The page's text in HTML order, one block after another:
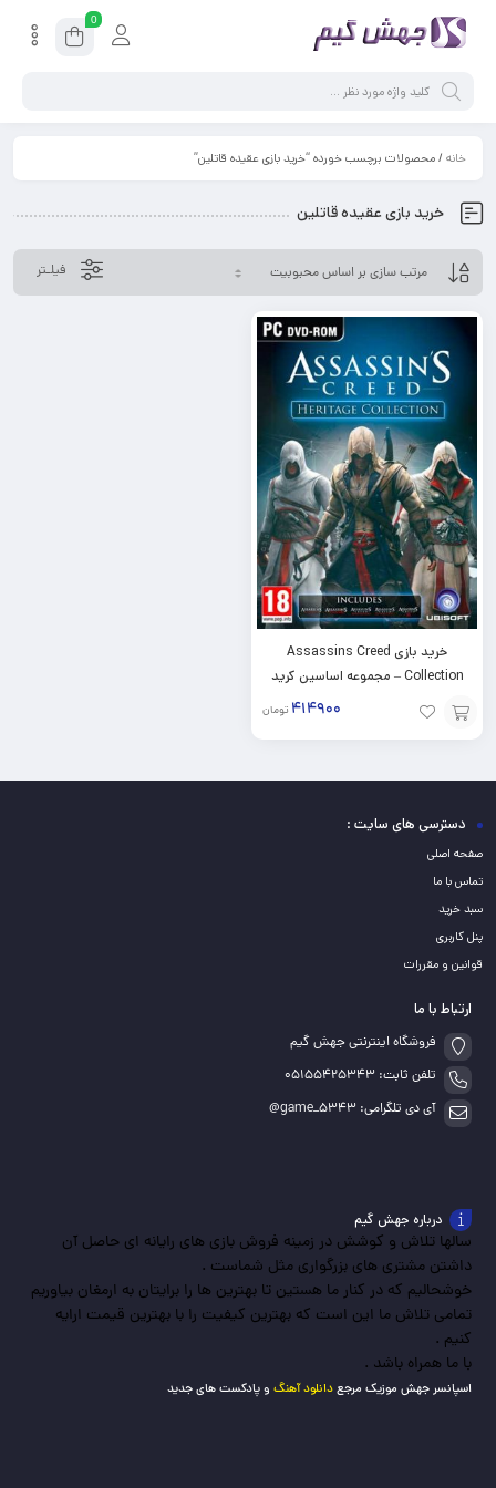
0
خانه / محصولات برچسب خورده “خرید بازی عقیده قاتلین”
خرید بازی عقیده قاتلین
فیلـتر
خرید بازی Assassins Creed
Collection – مجموعه اساسین کرید
۴۱۴۹۰۰ تومان
افزودن
به
دسترسی های سایت :
صفحه اصلی
تماس با ما
سبد خرید
پنل کاربری
قوانین و مقررات
ارتباط با ما
فروشگاه اینترنتی جهش گیم
تلفن ثابت: 05155425343
آی دی تلگرامی: game_5343@
درباره جهش گیم
سالها تلاش و کوشش در زمینه فروش بازی های رایانه ای حاصل آن
داشتن مشتری های بزرگواری مثل شماست .
خوشحالیم که در کنار ما هستین تا بهترین ها را برایتان به ارمغان بیاوریم
تمامی تلاش ما این است که بهترین کیفیت را با بهترین قیمت ارایه
کنیم .
با ما همراه باشد .
اسپانسر جهش موزیک مرجعدانلود آهنگ و پادکست های جدید